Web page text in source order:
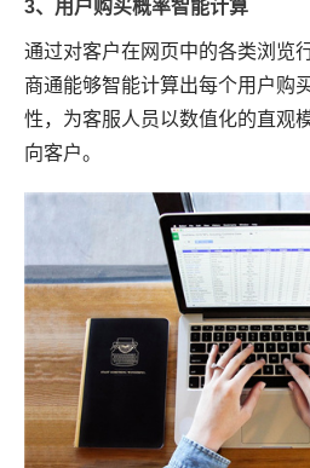
3、用户购买概率智能计算
通过对客户在网页中的各类浏览
商通能够智能计算出每个用户购
性，为客服人员以数值化的直观
向客户。